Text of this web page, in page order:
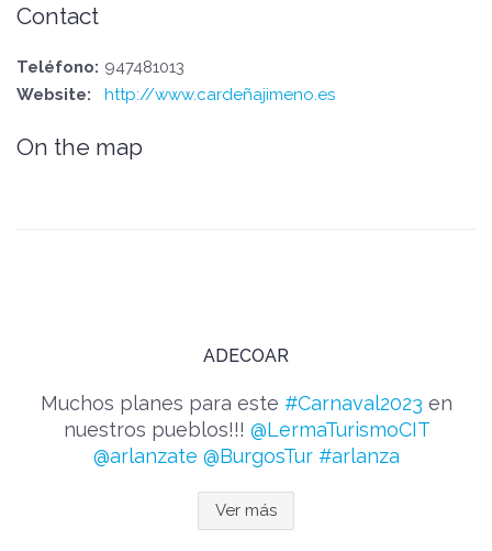
Contact
Teléfono: 947481013
Website:
http://www.cardeñajimeno.es
On the map
ADECOAR
Muchos planes para este #Carnaval2023 en
nuestros pueblos!!! @LermaTurismoCIT
@arlanzate @BurgosTur #arlanza
Ver más